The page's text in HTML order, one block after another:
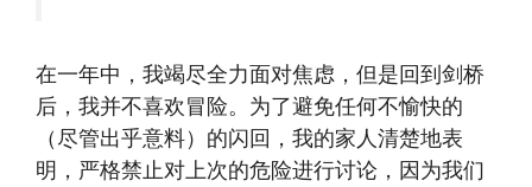
在一年中，我竭尽全力面对焦虑，但是回到剑桥
后，我并不喜欢冒险。为了避免任何不愉快的
（尽管出乎意料）的闪回，我的家人清楚地表
明，严格禁止对上次的危险进行讨论，因为我们